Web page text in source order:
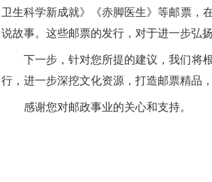
卫生科学新成就》《赤脚医生》等邮票，
说故事。这些邮票的发行，对于进一步弘
下一步，针对您所提的建议，我们将
行，进一步深挖文化资源，打造邮票精品
感谢您对邮政事业的关心和支持。